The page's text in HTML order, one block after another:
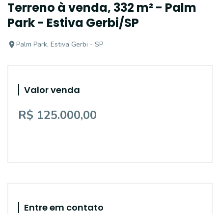
Terreno à venda, 332 m² - Palm
Park - Estiva Gerbi/SP
Palm Park, Estiva Gerbi - SP
Valor venda
R$ 125.000,00
Entre em contato